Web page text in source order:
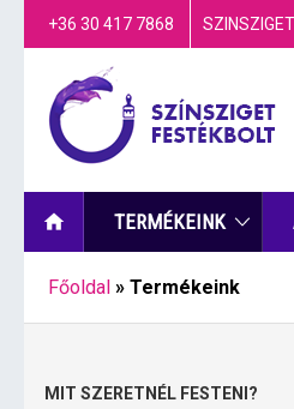
+36 30 417 7868
TERMÉKEINK
Főoldal » Termékeink
MIT SZERETNÉL FESTENI?